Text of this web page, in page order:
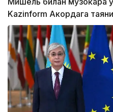
Kazinform Aкордага